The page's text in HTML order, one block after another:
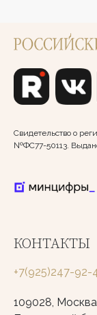
Свидетельство о
№ФС77-50113.
КОНТАКТЫ
+7(925)247-92-
109028,